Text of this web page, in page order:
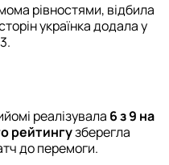
рівностями, відбила
українка додала у
реалізувала 6 з 9 на
рейтингузберегла
до перемоги.